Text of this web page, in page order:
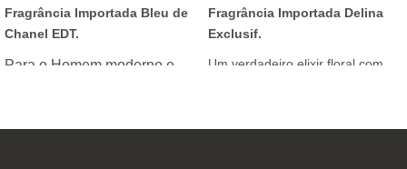
Fragrância Importada Bleu de
Chanel EDT.
Para o Homem moderno e
inovar sempre, provocando
Fragrância Importada Delina
Exclusif.
Um verdadeiro elixir floral com